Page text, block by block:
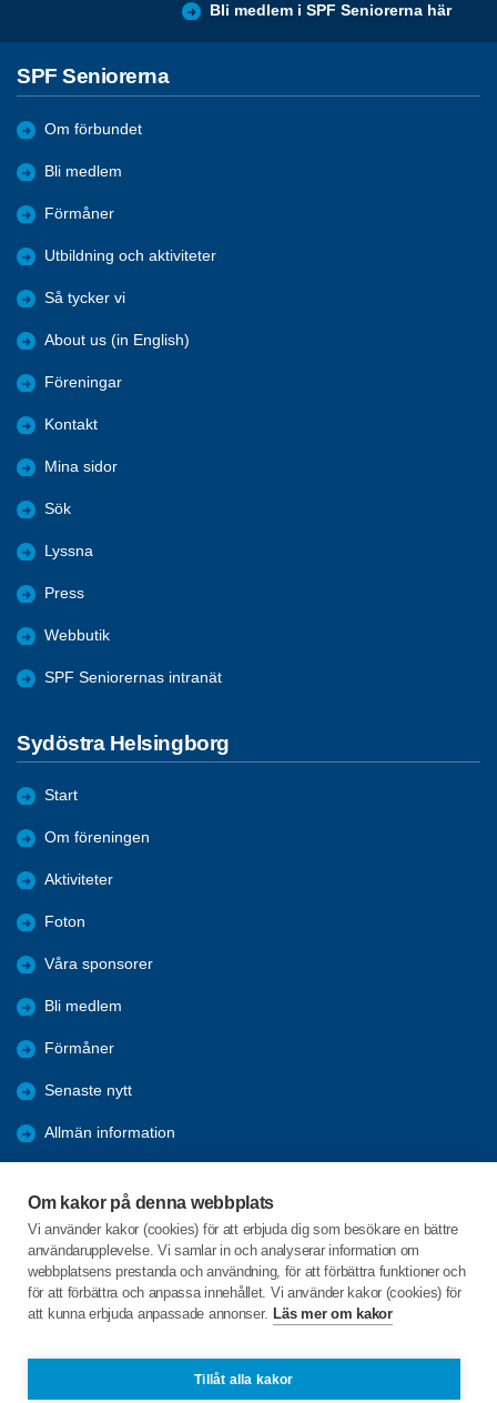
Om kakor på denna webbplats
Vi använder kakor (cookies) för att erbjuda dig som besökare en bättre
användarupplevelse. Vi samlar in och analyserar information om
webbplatsens prestanda och användning, för att förbättra funktioner och
för att förbättra och anpassa innehållet. Vi använder kakor (cookies) för
att kunna erbjuda anpassade annonser. Läs mer om kakor
Tillåt alla kakor
Bli medlem i SPF Seniorerna här
SPF Seniorerna
Om förbundet
Bli medlem
Förmåner
Utbildning och aktiviteter
Så tycker vi
About us (in English)
Föreningar
Kontakt
Mina sidor
Sök
Lyssna
Press
Webbutik
SPF Seniorernas intranät
Sydöstra Helsingborg
Start
Om föreningen
Aktiviteter
Foton
Våra sponsorer
Bli medlem
Förmåner
Senaste nytt
Allmän information
2025 Arkiv
2024 Arkiv
C/o:Sven Lindström